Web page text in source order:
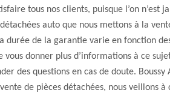
tous nos clients, puisque l’on n’est
auto que nous mettons à la
durée de la garantie varie en fonction
donner plus d’informations à ce
des questions en cas de doute.
de pièces détachées, nous veillons à